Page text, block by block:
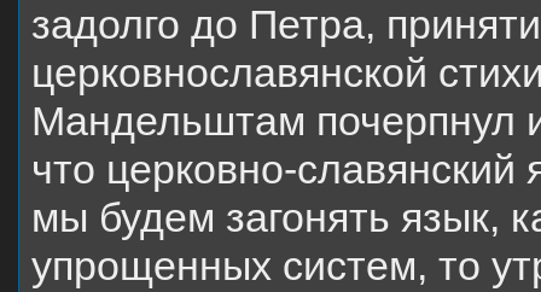
задолго до Петра,
церковнославянской
Мандельштам почерпнул
что церковно-славянский
мы будем загонять язык,
упрощенных систем, то